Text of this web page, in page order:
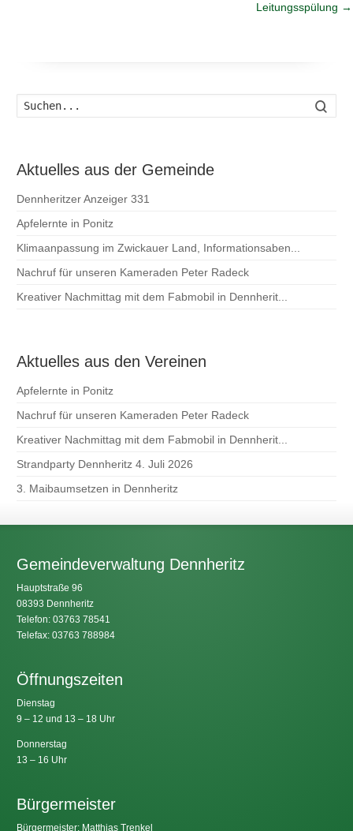
Leitungsspülung →
Aktuelles aus der Gemeinde
Dennheritzer Anzeiger 331
Apfelernte in Ponitz
Klimaanpassung im Zwickauer Land, Informationsaben...
Nachruf für unseren Kameraden Peter Radeck
Kreativer Nachmittag mit dem Fabmobil in Dennherit...
Aktuelles aus den Vereinen
Apfelernte in Ponitz
Nachruf für unseren Kameraden Peter Radeck
Kreativer Nachmittag mit dem Fabmobil in Dennherit...
Strandparty Dennheritz 4. Juli 2026
3. Maibaumsetzen in Dennheritz
Gemeindeverwaltung Dennheritz
Hauptstraße 96
08393 Dennheritz
Telefon: 03763 78541
Telefax: 03763 788984
Öffnungszeiten
Dienstag
9 – 12 und 13 – 18 Uhr
Donnerstag
13 – 16 Uhr
Bürgermeister
Bürgermeister: Matthias Trenkel